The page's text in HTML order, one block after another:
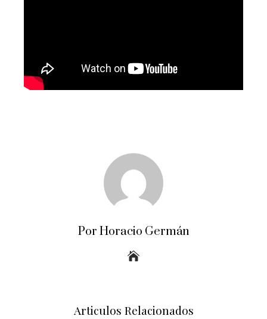
Por Horacio Germán
Articulos Relacionados